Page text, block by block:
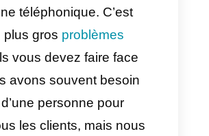
outil de Callbell pour créer
boutique numérique
aux visiteurs de
profil Google My Business
des commandes pour